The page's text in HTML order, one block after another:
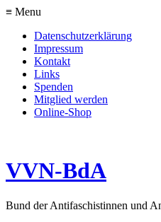
≡ Menu
Datenschutzerklärung
Impressum
Kontakt
Links
Spenden
Mitglied werden
Online-Shop
VVN-BdA
Bund der Antifaschistinnen und